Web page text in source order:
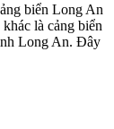
biển Long An
là cảng biển
Long An. Đây